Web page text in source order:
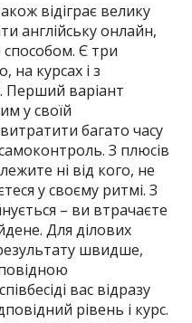
відіграє велику
англійську онлайн,
способом. Є три
на курсах і з
Перший варіант
у своїй
витратити багато часу
З плюсів
ні від кого, не
у своєму ритмі. З
– ви втрачаєте
Для ділових
швидше,
вас відразу
рівень і курс.